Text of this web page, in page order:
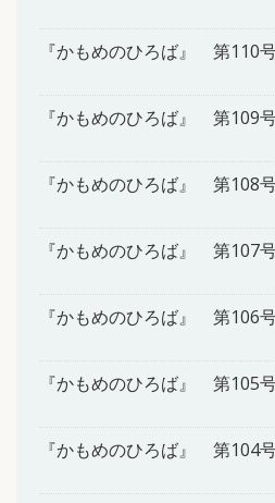
『かもめのひろば』 第110
『かもめのひろば』 第109
『かもめのひろば』 第108
『かもめのひろば』 第107
『かもめのひろば』 第106
『かもめのひろば』 第105
『かもめのひろば』 第104